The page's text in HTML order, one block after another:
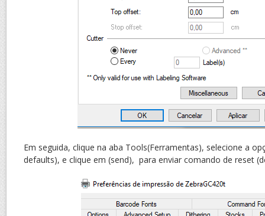
Em seguida, clique na aba Tools(Ferramentas), selecione a
defaults), e clique em (send), para enviar comando de reset